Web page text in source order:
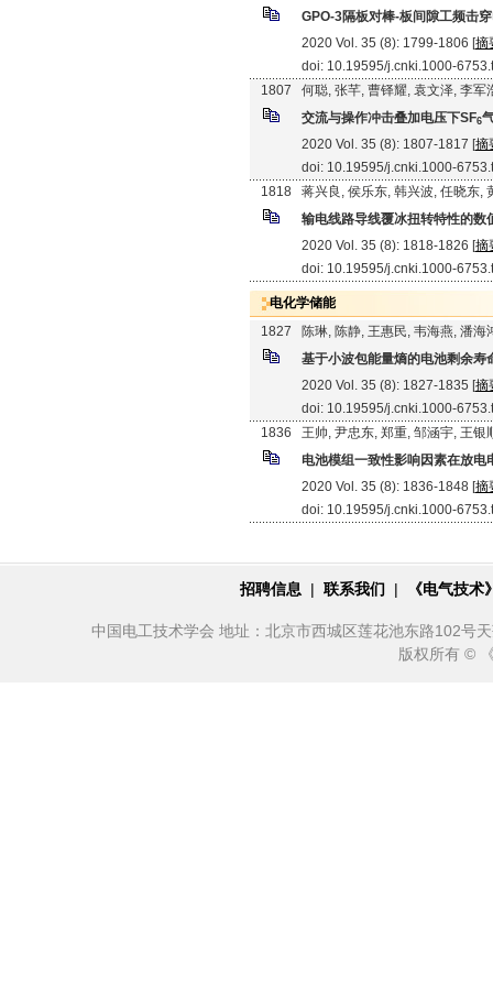
GPO-3隔板对棒-板间隙工频击
2020 Vol. 35 (8): 1799-1806 [摘
doi: 10.19595/j.cnki.1000-
1807
何聪, 张芊, 曹铎耀, 袁文泽, 李军
交流与操作冲击叠加电压下SF6
2020 Vol. 35 (8): 1807-1817 [摘
doi: 10.19595/j.cnki.1000-
1818
蒋兴良, 侯乐东, 韩兴波, 任晓东,
输电线路导线覆冰扭转特性的数
2020 Vol. 35 (8): 1818-1826 [摘
doi: 10.19595/j.cnki.1000-
电化学储能
1827
陈琳, 陈静, 王惠民, 韦海燕, 潘海
基于小波包能量熵的电池剩余寿
2020 Vol. 35 (8): 1827-1835 [摘
doi: 10.19595/j.cnki.1000-
1836
王帅, 尹忠东, 郑重, 邹涵宇, 王银
电池模组一致性影响因素在放电
2020 Vol. 35 (8): 1836-1848 [摘
doi: 10.19595/j.cnki.1000-
招聘信息 | 联系我们 | 《电气技
中国电工技术学会 地址：北京市西城区莲花池东路102号
版权所有 ©